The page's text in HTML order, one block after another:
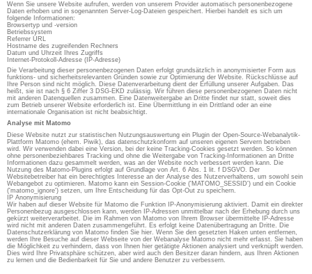
Wenn Sie unsere Website aufrufen, werden von unserem Provider automatisch personenbezogene
Daten erhoben und in sogenannten Server-Log-Dateien gespeichert. Hierbei handelt es sich um
folgende Informationen:
Browsertyp und -version
Betriebssystem
Referrer URL
Hostname des zugreifenden Rechners
Datum und Uhrzeit Ihres Zugriffs
Internet-Protokoll-Adresse (IP-Adresse)
Die Verarbeitung dieser personenbezogenen Daten erfolgt grundsätzlich in anonymisierter Form aus
funktions- und sicherheitsrelevanten Gründen sowie zur Optimierung der Website. Rückschlüsse auf
Ihre Person sind nicht möglich. Diese Datenverarbeitung dient der Erfüllung unserer Aufgaben. Das
heißt, sie ist nach § 6 Ziffer 3 DSG-EKD zulässig. Wir führen diese personenbezogenen Daten nicht
mit anderen Datenquellen zusammen. Eine Datenweitergabe an Dritte findet nur statt, soweit dies
zum Betrieb unserer Website erforderlich ist. Eine Übermittlung in ein Drittland oder an eine
internationale Organisation ist nicht beabsichtigt.
Analyse mit Matomo
Diese Website nutzt zur statistischen Nutzungsauswertung ein Plugin der Open-Source-Webanalytik-
Plattform Matomo (ehem. Piwik), das datenschutzkonform auf unseren eigenen Servern betrieben
wird. Wir verwenden dabei eine Version, bei der keine Tracking-Cookies gesetzt werden. So können
ohne personenbeziehbares Tracking und ohne die Weitergabe von Tracking-Informationen an Dritte
Informationen dazu gesammelt werden, was an der Website noch verbessert werden kann. Die
Nutzung des Matomo-Plugins erfolgt auf Grundlage von Art. 6 Abs. 1 lit. f DSGVO. Der
Websitebetreiber hat ein berechtigtes Interesse an der Analyse des Nutzerverhaltens, um sowohl sein
Webangebot zu optimieren. Matomo kann ein Session-Cookie ('MATOMO_SESSID') und ein Cookie
('matomo_ignore') setzen, um Ihre Entscheidung für das Opt-Out zu speichern.
IP Anonymisierung
Wir haben auf dieser Website für Matomo die Funktion IP-Anonymisierung aktiviert. Damit ein direkter
Personenbezug ausgeschlossen kann, werden IP-Adressen unmittelbar nach der Erhebung durch uns
gekürzt weiterverarbeitet. Die im Rahmen von Matomo von Ihrem Browser übermittelte IP-Adresse
wird nicht mit anderen Daten zusammengeführt. Es erfolgt keine Datenübertragung an Dritte. Die
Datenschutzerklärung von Matomo finden Sie hier. Wenn Sie den gesetzten Haken unten entfernen,
werden Ihre Besuche auf dieser Webseite von der Webanalyse Matomo nicht mehr erfasst. Sie haben
die Möglichkeit zu verhindern, dass von Ihnen hier getätigte Aktionen analysiert und verknüpft werden.
Dies wird Ihre Privatsphäre schützen, aber wird auch den Besitzer daran hindern, aus Ihren Aktionen
zu lernen und die Bedienbarkeit für Sie und andere Benutzer zu verbessern.